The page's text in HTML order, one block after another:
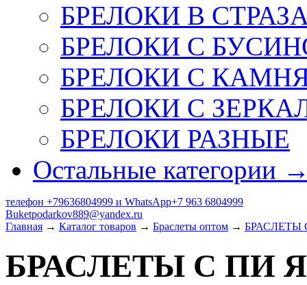
БРЕЛОКИ В
БРЕЛОКИ С
БРЕЛОКИ С
БРЕЛОКИ С
БРЕЛОКИ РАЗНЫЕ
Остальные категории
телефон +79636804999 и WhatsApp+7 963 6804999
Buketpodarkov889@yandex.ru
Главная → Каталог товаров → Браслеты оптом → БРАСЛЕТЫ
БРАСЛЕТЫ С ПИ